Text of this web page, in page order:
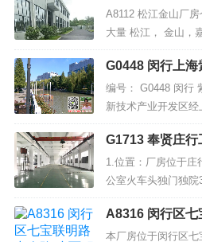
出租
A8112 松江金山厂
大量 松江， 金山，
项目，欢迎来电咨
机：159 8838
G0448 闵行上海
数码港厂房仓库
编号： G0448 闵行
新技术产业开发区经
011年6月经国务院
业开发区”。紫竹高
新区的成功发展模
创业环境、投资环境
界...
G1713 奉贤庄行
12米层高厂房仓
1.位置：厂房位于庄
公室火车头独门独院
4.适合行业：仓储，
通：平庄西路-环城
门独院，精装修办
A8316 闵行区七
库办公楼宿舍出
本厂房位于闵行区